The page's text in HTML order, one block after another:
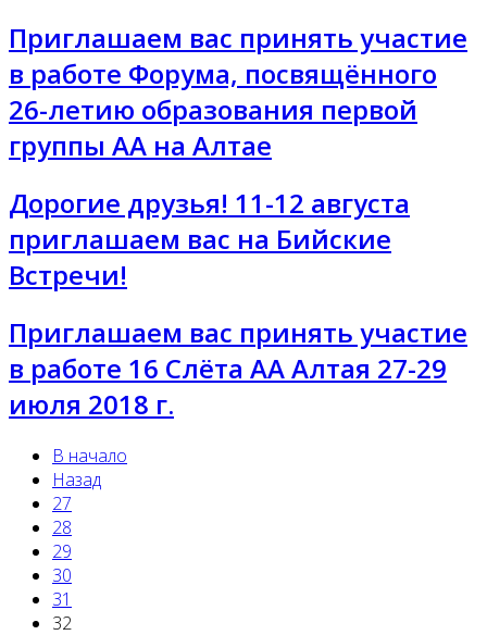
Приглашаем вас принять участие
в работе Форума, посвящённого
26-летию образования первой
группы АА на Алтае
Дорогие друзья! 11-12 августа
приглашаем вас на Бийские
Встречи!
Приглашаем вас принять участие
в работе 16 Слёта АА Алтая 27-29
июля 2018 г.
В начало
Назад
27
28
29
30
31
32